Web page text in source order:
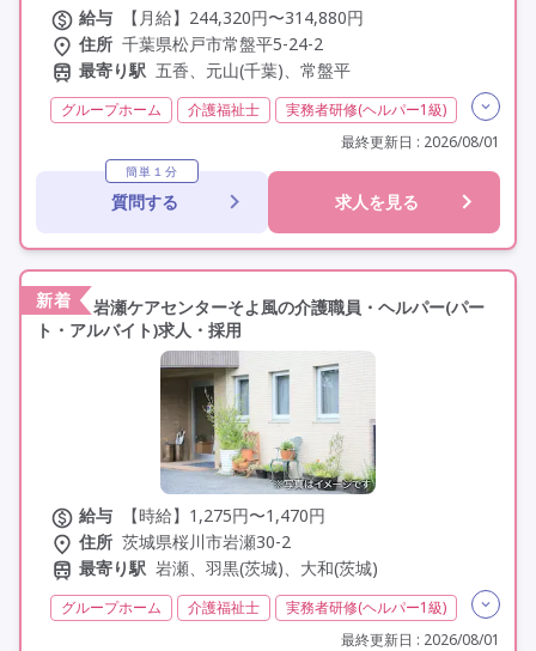
給与
【月給】244,320円〜314,880円
住所 千葉県松戸市常盤平5-24-2
最寄り駅 五香、元山(千葉)、常盤平
グループホーム 介護福祉士
実務者研修(ヘルパー1級)
残業月20時間以内
残業ほぼなし
常勤 非常勤
社会保険完備
交通費支給
学歴不問
定年65歳以上
資格取得支援 研修制度あり
最終更新日 : 2026/08/01
簡単１分
質問する 求人を見る
新着
岩瀬ケアセンターそよ風の介護職員・ヘルパー(パー
ト・アルバイト)求人・採用
給与
【時給】1,275円〜1,470円
住所 茨城県桜川市岩瀬30-2
最寄り駅 岩瀬、羽黒(茨城)、大和(茨城)
グループホーム 介護福祉士
実務者研修(ヘルパー1級)
学歴不問
最終更新日 : 2026/08/01